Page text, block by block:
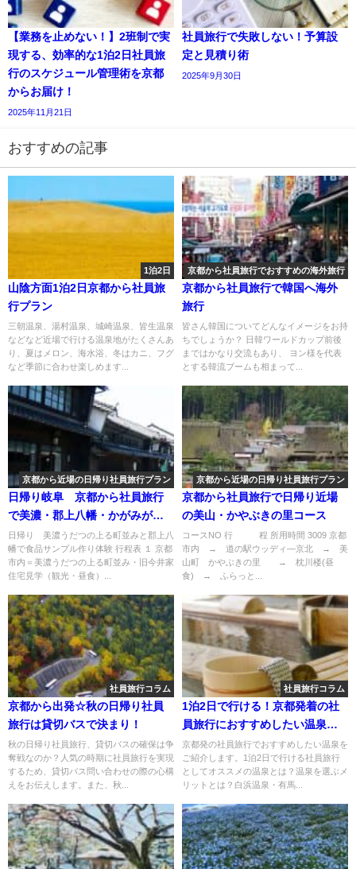
【業務を止めない！】2班制で実
現する、効率的な1泊2日社員旅
行のスケジュール管理術を京都
からお届け！
2025年11月21日
社員旅行で失敗しない！予算設
定と見積り術
2025年9月30日
おすすめの記事
1泊2日
山陰方面1泊2日京都から社員旅
行プラン
三朝温泉、湯村温泉、城崎温泉、皆生温泉
などなど近場で行ける温泉地がたくさんあ
り、夏はメロン、海水浴、冬はカニ、フグ
など季節に合わせ楽しめます...
京都から社員旅行でおすすめの海外旅行
京都から社員旅行で韓国へ海外
旅行
皆さん韓国についてどんなイメージをお持
ちでしょうか？ 日韓ワールドカップ前後
まではかなり交流もあり、 ヨン様を代表
とする韓流ブームも相まって...
京都から近場の日帰り社員旅行プラン
日帰り岐阜 京都から社員旅行
で美濃・郡上八幡・かがみがは
ら航空宇宙把握物館・関刃物な
ど2コース
日帰り 美濃うだつの上る町並みと郡上八
幡で食品サンプル作り体験 行程表 １ 京都
市内＝美濃うだつの上る町並み・旧今井家
住宅見学（観光・昼食）...
京都から近場の日帰り社員旅行プラン
京都から社員旅行で日帰り近場
の美山・かやぶきの里コース
コースNO 行 程 所用時間 3009 京都
市内 → 道の駅ウッディ―京北 → 美
山町 かやぶきの里 → 枕川楼(昼
食) → ふらっと...
社員旅行コラム
京都から出発☆秋の日帰り社員
旅行は貸切バスで決まり！
秋の日帰り社員旅行、貸切バスの確保は争
奪戦なのか？人気の時期に社員旅行を実現
するため、貸切バス問い合わせの際の心構
えをお伝えします。また、秋...
社員旅行コラム
1泊2日で行ける！京都発着の社
員旅行におすすめしたい温泉ご
紹介
京都発の社員旅行でおすすめしたい温泉を
ご紹介します。1泊2日で行ける社員旅行
としてオススメの温泉とは？温泉を選ぶメ
リットとは？白浜温泉・有馬...